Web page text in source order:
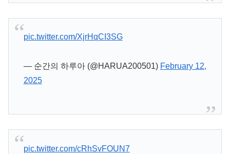
pic.twitter.com/XjrHqCI3SG
— 순간의 하루아 (@HARUA200501) February 12,
2025
pic.twitter.com/cRhSvFOUN7